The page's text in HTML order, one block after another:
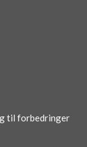
til forbedringer